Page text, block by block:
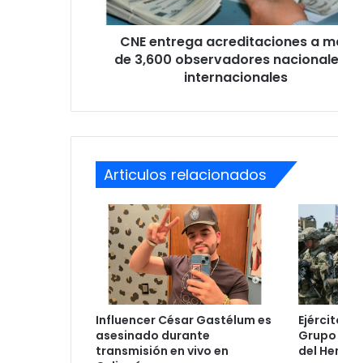
observadores
nacionales
internacionales
CNE entrega acreditaciones a
de 3,600 observadores
internacionales
Articulos relacionados
Influencer César Gastélum es
asesinado durante
transmisión en vivo en
del